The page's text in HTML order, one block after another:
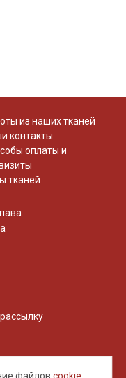
из наших тканей
контакты
оплаты и
тканей